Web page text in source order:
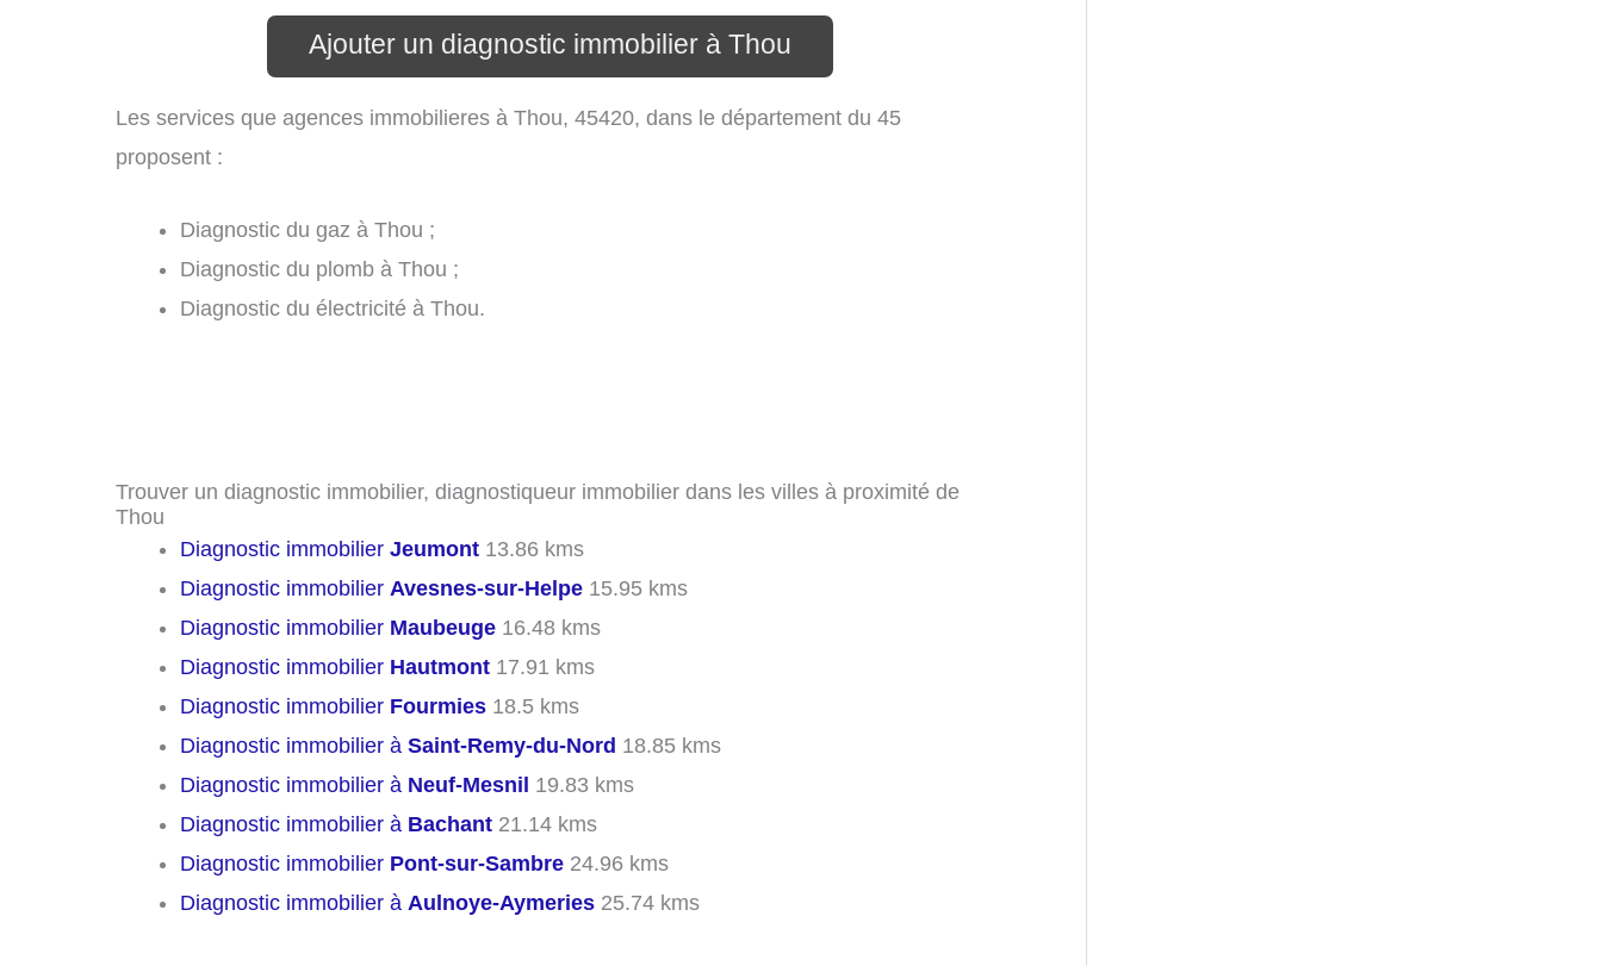
Ajouter un diagnostic immobilier à Thou
Les services que agences immobilieres à Thou, 45420, dans le département du 45
proposent :
Diagnostic du gaz à Thou ;
Diagnostic du plomb à Thou ;
Diagnostic du électricité à Thou.
Trouver un diagnostic immobilier, diagnostiqueur immobilier dans les villes à proximité de
Thou
Diagnostic immobilier Jeumont 13.86 kms
Diagnostic immobilier Avesnes-sur-Helpe 15.95 kms
Diagnostic immobilier Maubeuge 16.48 kms
Diagnostic immobilier Hautmont 17.91 kms
Diagnostic immobilier Fourmies 18.5 kms
Diagnostic immobilier à Saint-Remy-du-Nord 18.85 kms
Diagnostic immobilier à Neuf-Mesnil 19.83 kms
Diagnostic immobilier à Bachant 21.14 kms
Diagnostic immobilier Pont-sur-Sambre 24.96 kms
Diagnostic immobilier à Aulnoye-Aymeries 25.74 kms